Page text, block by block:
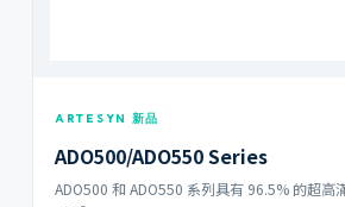
ARTESYN 新品
ADO500/ADO550 Series
ADO500 和 ADO550 系列具有 96.5% 的超高